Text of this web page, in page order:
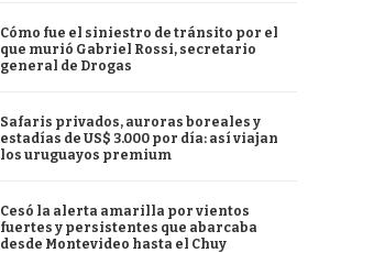
Cómo fue el siniestro de tránsito por el
que murió Gabriel Rossi, secretario
general de Drogas
Safaris privados, auroras boreales y
estadías de US$ 3.000 por día: así viajan
los uruguayos premium
Cesó la alerta amarilla por vientos
fuertes y persistentes que abarcaba
desde Montevideo hasta el Chuy